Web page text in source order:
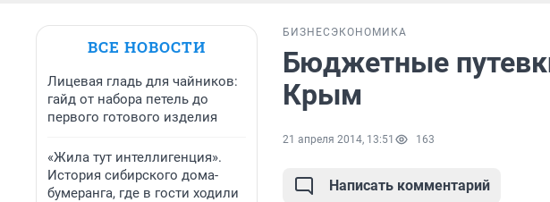
ВСЕ НОВОСТИ
Лицевая гладь для чайников:
гайд от набора петель до
первого готового изделия
«Жила тут интеллигенция».
История сибирского дома-
бумеранга, где в гости ходили
БИЗНЕС ЭКОНОМИКА
Бюджетные
Крым
21 апреля 2014, 13:51 163
Написать комментарий